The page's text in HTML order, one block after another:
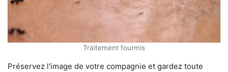
Traitement fourmis
Préservez l'image de votre compagnie et gardez toute